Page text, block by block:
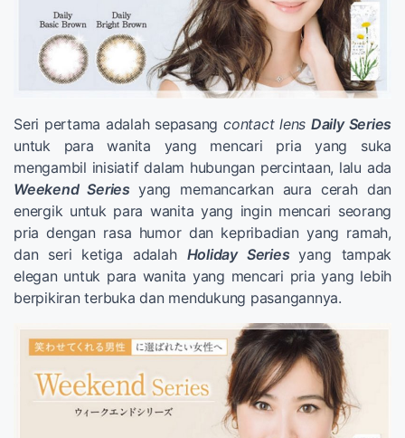
Seri pertama adalah sepasangcontact lens Daily Series
untuk para wanita yang mencari pria yang suka
mengambil inisiatif dalam hubungan percintaan, lalu ada
Weekend Series yang memancarkan aura cerah dan
energik untuk para wanita yang ingin mencari seorang
pria dengan rasa humor dan kepribadian yang ramah,
dan seri ketiga adalah Holiday Series yang tampak
elegan untuk para wanita yang mencari pria yang lebih
berpikiran terbuka dan mendukung pasangannya.